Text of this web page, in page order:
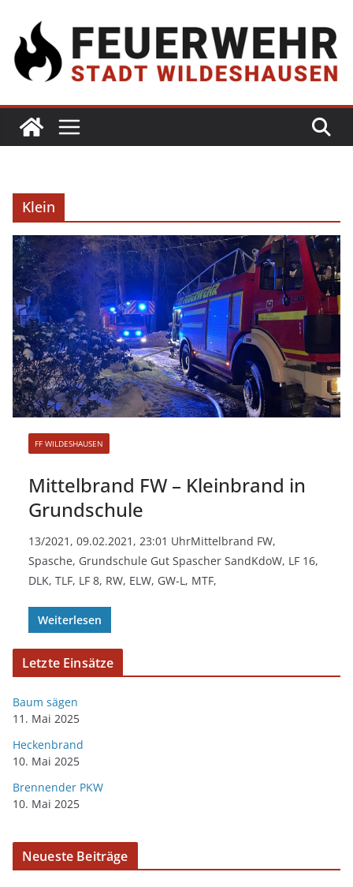
Klein
FF WILDESHAUSEN
Mittelbrand FW – Kleinbrand in
Grundschule
13/2021, 09.02.2021, 23:01 UhrMittelbrand FW,
Spasche, Grundschule Gut Spascher SandKdoW, LF 16,
DLK, TLF, LF 8, RW, ELW, GW-L, MTF,
Weiterlesen
Letzte Einsätze
Baum sägen
11. Mai 2025
Heckenbrand
10. Mai 2025
Brennender PKW
10. Mai 2025
Neueste Beiträge